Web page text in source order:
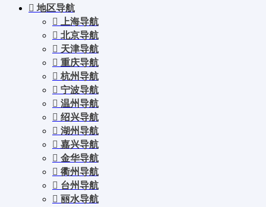
地区导航
上海导航
北京导航
天津导航
重庆导航
杭州导航
宁波导航
温州导航
绍兴导航
湖州导航
嘉兴导航
金华导航
衢州导航
台州导航
丽水导航